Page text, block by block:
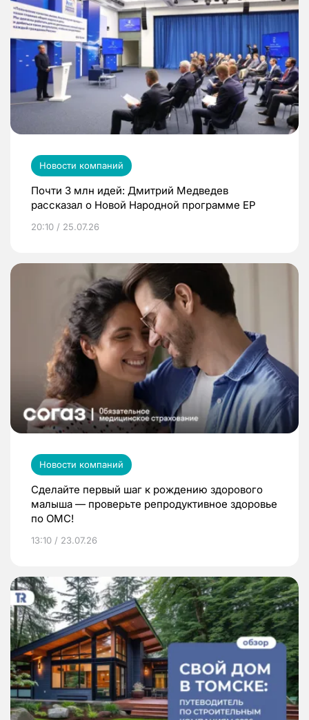
Новости компаний
Почти 3 млн идей: Дмитрий Медведев
рассказал о Новой Народной программе ЕР
20:10 / 25.07.26
Новости компаний
Сделайте первый шаг к рождению здорового
малыша — проверьте репродуктивное здоровье
по ОМС!
13:10 / 23.07.26